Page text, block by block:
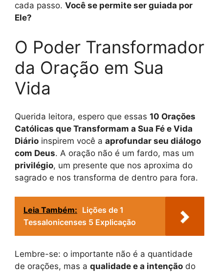
cada passo. Você se permite ser guiada por
Ele?
O Poder Transformador
da Oração em Sua
Vida
Querida leitora, espero que essas 10 Orações
Católicas que Transformam a Sua Fé e Vida
Diário inspirem você a aprofundar seu diálogo
com Deus. A oração não é um fardo, mas um
privilégio, um presente que nos aproxima do
sagrado e nos transforma de dentro para fora.
Leia Também: Lições de 1
Tessalonicenses 5 Explicação
Lembre-se: o importante não é a quantidade
de orações, mas a qualidade e a intenção do